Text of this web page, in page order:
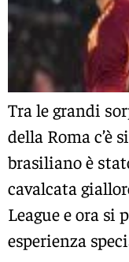
Tra le grandi
della Roma c’è
brasiliano è
cavalcata
Leaguee ora si
esperienza